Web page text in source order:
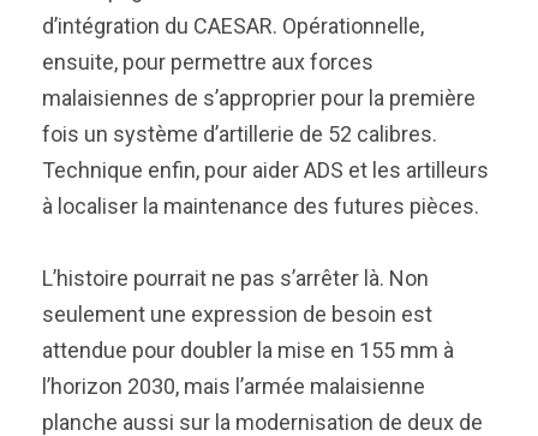
d’intégration du CAESAR. Opérationnelle,
ensuite, pour permettre aux forces
malaisiennes de s’approprier pour la première
fois un système d’artillerie de 52 calibres.
Technique enfin, pour aider ADS et les artilleurs
à localiser la maintenance des futures pièces.
L’histoire pourrait ne pas s’arrêter là. Non
seulement une expression de besoin est
attendue pour doubler la mise en 155 mm à
l’horizon 2030, mais l’armée malaisienne
planche aussi sur la modernisation de deux de